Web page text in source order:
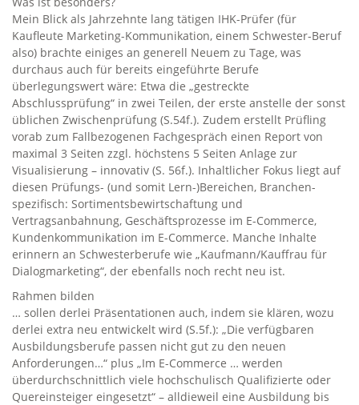
Mein Blick als Jahrzehnte lang tätigen IHK-Prüfer (für
Kaufleute Marketing-Kommunikation, einem Schwester-Beruf
also) brachte einiges an generell Neuem zu Tage, was
durchaus auch für bereits eingeführte Berufe
überlegungswert wäre: Etwa die „gestreckte
Abschlussprüfung“ in zwei Teilen, der erste anstelle der sonst
üblichen Zwischenprüfung (S.54f.). Zudem erstellt Prüfling
vorab zum Fallbezogenen Fachgespräch einen Report von
maximal 3 Seiten zzgl. höchstens 5 Seiten Anlage zur
Visualisierung – innovativ (S. 56f.). Inhaltlicher Fokus liegt auf
diesen Prüfungs- (und somit Lern-)Bereichen, Branchen-
spezifisch: Sortimentsbewirtschaftung und
Vertragsanbahnung, Geschäftsprozesse im E-Commerce,
Kundenkommunikation im E-Commerce. Manche Inhalte
erinnern an Schwesterberufe wie „Kaufmann/Kauffrau für
Dialogmarketing“, der ebenfalls noch recht neu ist.
Rahmen bilden
… sollen derlei Präsentationen auch, indem sie klären, wozu
derlei extra neu entwickelt wird (S.5f.): „Die verfügbaren
Ausbildungsberufe passen nicht gut zu den neuen
Anforderungen…“ plus „Im E-Commerce … werden
überdurchschnittlich viele hochschulisch Qualifizierte oder
Quereinsteiger eingesetzt“ – alldieweil eine Ausbildung bis